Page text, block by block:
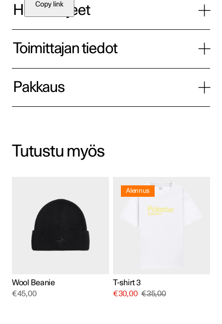
Copy link
Hoito-ohjeet
Toimittajan tiedot
Pakkaus
Tutustu myös
Wool Beanie
€45,00
Alennus
T-shirt 3
€30,00 €35,00
tuotteella
muunnelma.